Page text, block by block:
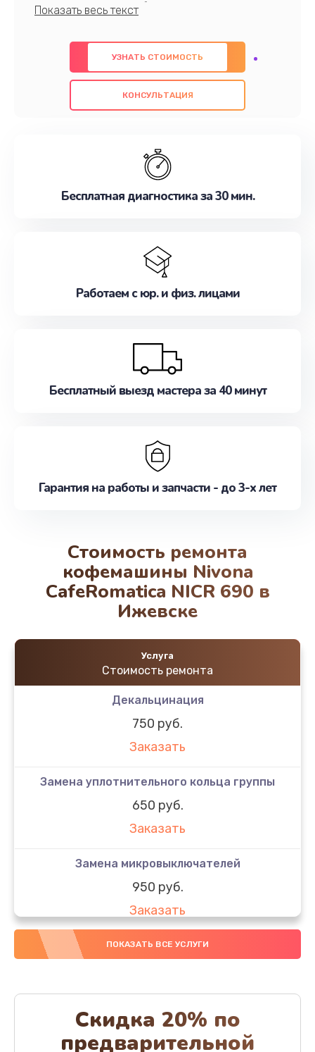
профессионалов с обширными знаниями и
предлагаем быстрый и качественный ремонт с
использованием оригинальных компонентов, а
также гарантируем качество всех
проведенных работ. Наша цель - предоставить
наилучшим образом. Не медлите записаться на
УЗНАТЬ СТОИМОСТЬ
КОНСУЛЬТАЦИЯ
Бесплатная диагностика за 30 мин.
Работаем с юр. и физ. лицами
Бесплатный выезд мастера за 40 минут
Гарантия на работы и запчасти - до 3-х лет
Стоимость ремонта
кофемашины Nivona
CafeRomatica NICR 690 в
Ижевске
Услуга
Стоимость ремонта
Декальцинация
750 руб.
Заказать
Замена уплотнительного кольца группы
650 руб.
Заказать
Замена микровыключателей
950 руб.
Заказать
Декофенация
Заказать
Ремонт капучинатора
ПОКАЗАТЬ ВСЕ УСЛУГИ
Скидка 20% по
предварительной